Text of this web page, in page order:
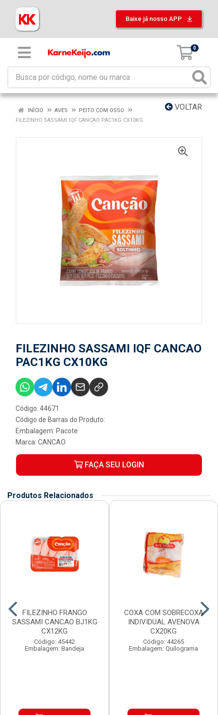
Baixe já nosso APP
0
VOLTAR
INÍCIO AVES
PEITO COM OSSO
FILEZINHO SASSAMI IQF CANCAO PAC1KG CX10KG
FILEZINHO SASSAMI IQF CANCAO
PAC1KG CX10KG
Código: 44671
Código de Barras do Produto:
Embalagem: Pacote
Marca: CANCAO
FAÇA SEU LOGIN
Produtos Relacionados
FILEZINHO FRANGO
SASSAMI CANCAO BJ1KG
CX12KG
Código: 45442
Embalagem: Bandeja
COXA COM SOBRECOXA
INDIVIDUAL AVENOVA
CX20KG
Código: 44265
Embalagem: Quilograma